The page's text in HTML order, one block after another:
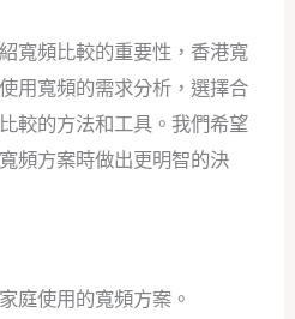
寬頻比較的重要性，香港寬
用寬頻的需求分析，選擇合
較的方法和工具。我們希望
頻方案時做出更明智的決
庭使用的寬頻方案。